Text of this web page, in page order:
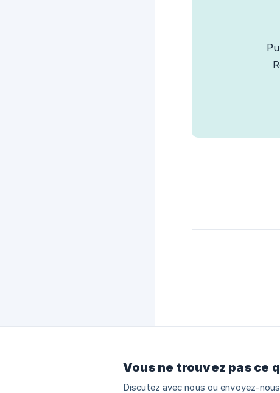
Vous ne trouvez pas ce
Discutez avec nous ou envoyez-